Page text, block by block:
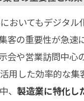
おいてもデジタル
客の重要性が急速
会や営業訪問中心
用した効率的な集
、 製造業に特化し